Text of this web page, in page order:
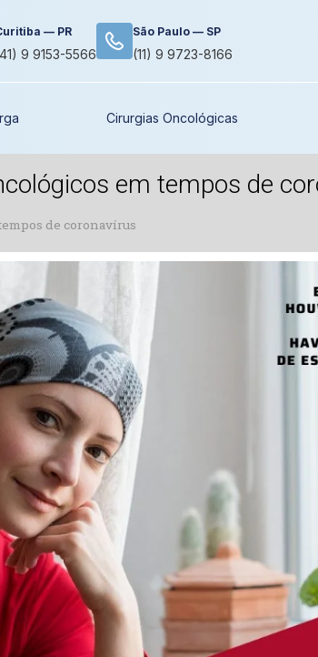
— PR
9 9153-5566
São Paulo — SP
(11) 9 9723-8166
Cirurgias Oncológicas
em tempos de
de coronavírus